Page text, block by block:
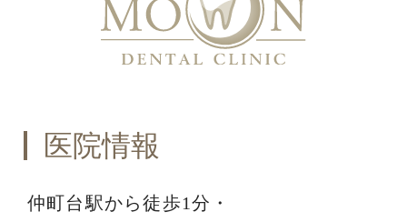
医院情報
仲町台駅から徒歩1分・